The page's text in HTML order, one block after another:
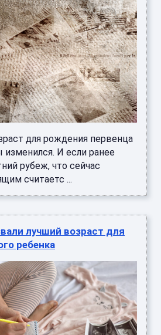
для рождения первенца
изменился. И если ранее
рубеж, что сейчас
считаетс ...
лучший возраст для
ребенка